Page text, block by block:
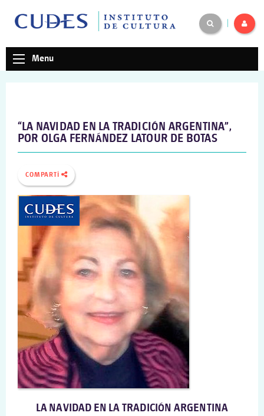
Menu
“LA NAVIDAD EN LA TRADICIÓN ARGENTINA”,
POR OLGA FERNÁNDEZ LATOUR DE BOTAS
COMPARTÍ
LA NAVIDAD EN LA TRADICIÓN ARGENTINA